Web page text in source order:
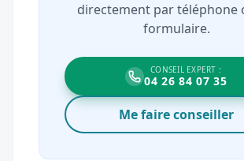
directement par téléphone
formulaire.
CONSEIL EXPERT :
04 26 84 07 35
Me faire conseiller